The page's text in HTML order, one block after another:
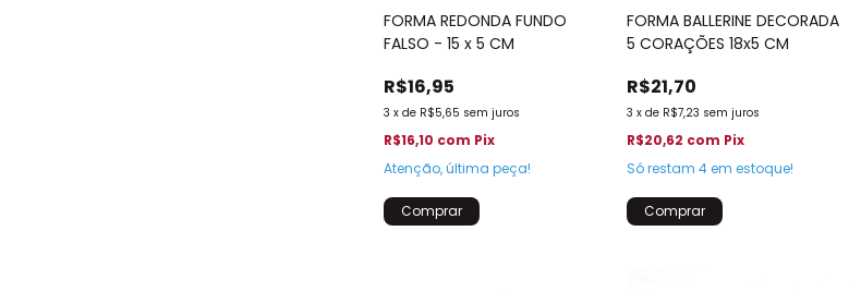
FORMA REDONDA FUNDO
FALSO - 15 x 5 CM
R$16,95
3 xde R$5,65 sem juros
R$16,10 com Pix
Atenção, última peça!
FORMA BALLERINE DECORADA
5 CORAÇÕES 18x5 CM
R$21,70
3 x de R$7,23 sem juros
R$20,62 com Pix
Só restam 4em estoque!